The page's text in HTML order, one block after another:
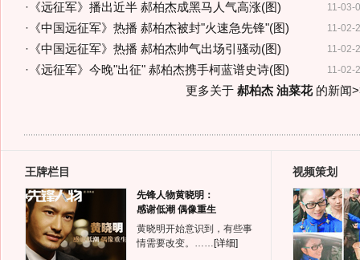
11-03-
· 《远征军》播出近半 郝柏杰成黑马人气高涨(图)
11-02-
· 《中国远征军》热播 郝柏杰被封"火速急先锋"(图)
11-02-
· 《中国远征军》热播 郝柏杰帅气出场引骚动(图)
11-02-
· 《远征军》今晚"出征" 郝柏杰携手柯蓝谱史诗(图)
更多关于 郝柏杰 油菜花的新闻
王牌栏目
先锋人物黄晓明：
感谢低潮 偶像重生
黄晓明开始意识到，有些事
情需要改变。…… [详细]
视频策划